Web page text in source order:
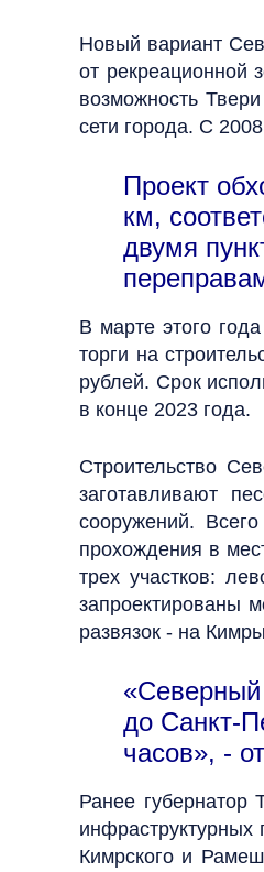
Новый вариант
от рекреационной
возможность
сети города. С
Проект
км,
двумя
В марте этого
торги на
рублей. Срок
в конце 2023 года.
Строительство
заготавливают
сооружений.
прохождения в
трех участков:
запроектированы
развязок - на
до Санкт-
часов», -
Ранее губернатор
инфраструктурных
Кимрского и